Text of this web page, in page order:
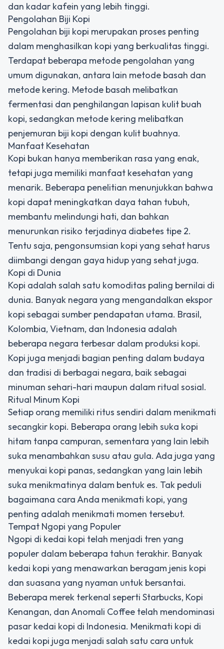
dan kadar kafein yang lebih tinggi.
Pengolahan Biji Kopi
Pengolahan biji kopi merupakan proses penting
dalam menghasilkan kopi yang berkualitas tinggi.
Terdapat beberapa metode pengolahan yang
umum digunakan, antara lain metode basah dan
metode kering. Metode basah melibatkan
fermentasi dan penghilangan lapisan kulit buah
kopi, sedangkan metode kering melibatkan
penjemuran biji kopi dengan kulit buahnya.
Manfaat Kesehatan
Kopi bukan hanya memberikan rasa yang enak,
tetapi juga memiliki manfaat kesehatan yang
menarik. Beberapa penelitian menunjukkan bahwa
kopi dapat meningkatkan daya tahan tubuh,
membantu melindungi hati, dan bahkan
menurunkan risiko terjadinya diabetes tipe 2.
Tentu saja, pengonsumsian kopi yang sehat harus
diimbangi dengan gaya hidup yang sehat juga.
Kopi di Dunia
Kopi adalah salah satu komoditas paling bernilai di
dunia. Banyak negara yang mengandalkan ekspor
kopi sebagai sumber pendapatan utama. Brasil,
Kolombia, Vietnam, dan Indonesia adalah
beberapa negara terbesar dalam produksi kopi.
Kopi juga menjadi bagian penting dalam budaya
dan tradisi di berbagai negara, baik sebagai
minuman sehari-hari maupun dalam ritual sosial.
Ritual Minum Kopi
Setiap orang memiliki ritus sendiri dalam menikmati
secangkir kopi. Beberapa orang lebih suka kopi
hitam tanpa campuran, sementara yang lain lebih
suka menambahkan susu atau gula. Ada juga yang
menyukai kopi panas, sedangkan yang lain lebih
suka menikmatinya dalam bentuk es. Tak peduli
bagaimana cara Anda menikmati kopi, yang
penting adalah menikmati momen tersebut.
Tempat Ngopi yang Populer
Ngopi di kedai kopi telah menjadi tren yang
populer dalam beberapa tahun terakhir. Banyak
kedai kopi yang menawarkan beragam jenis kopi
dan suasana yang nyaman untuk bersantai.
Beberapa merek terkenal seperti Starbucks, Kopi
Kenangan, dan Anomali Coffee telah mendominasi
pasar kedai kopi di Indonesia. Menikmati kopi di
kedai kopi juga menjadi salah satu cara untuk